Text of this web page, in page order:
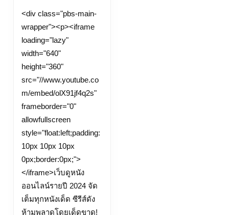
หนัง
ออนไลน์
smart
tv
2
MAR
24
หนัง
ออนไลน์
เว็บ
หนัง
ดู
หนัง
ออนไลน์
ใหม่
<div class="pbs-main-
wrapper"><p><iframe
loading="lazy"
width="640"
height="360"
src="//www.youtube.co
m/embed/olX91jf4q2s"
frameborder="0"
allowfullscreen
style="float:left;padding:
10px 10px 10px
0px;border:0px;">
</iframe>เว็บดูหนัง
ออนไลน์รายปี 2024 จัด
เต็มทุกหนังเด็ด ซีรีส์ดัง
ห้ามพลาดโดยเด็ดขาด!